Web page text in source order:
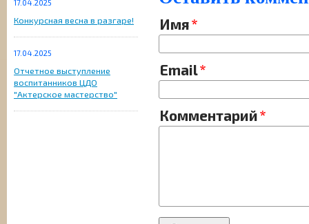
17.04.2025
Конкурсная весна в разгаре!
17.04.2025
Отчетное выступление
воспитанников ЦДО
"Актерское мастерство"
Имя
Email
Комментарий